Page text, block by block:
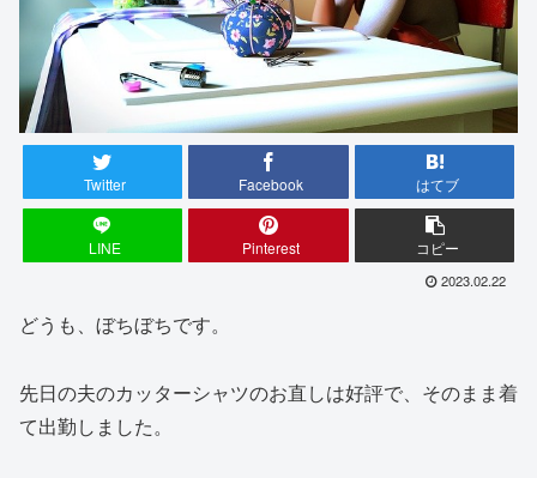
Twitter Facebook はてブ
LINE Pinterest コピー
2023.02.22
どうも、ぼちぼちです。
先日の夫のカッターシャツのお直しは好評で、そのまま着
て出勤しました。